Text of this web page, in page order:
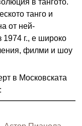
в тангото.
танго и
от ней-
1974 г., е широко
филми и шоу
в Московската